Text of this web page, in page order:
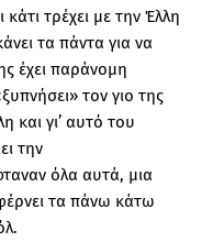
τρέχει με την Έλλη
τα πάντα για να
έχει παράνομη
τον γιο της
και γι’ αυτό του
την
όλα αυτά, μια
τα πάνω κάτω